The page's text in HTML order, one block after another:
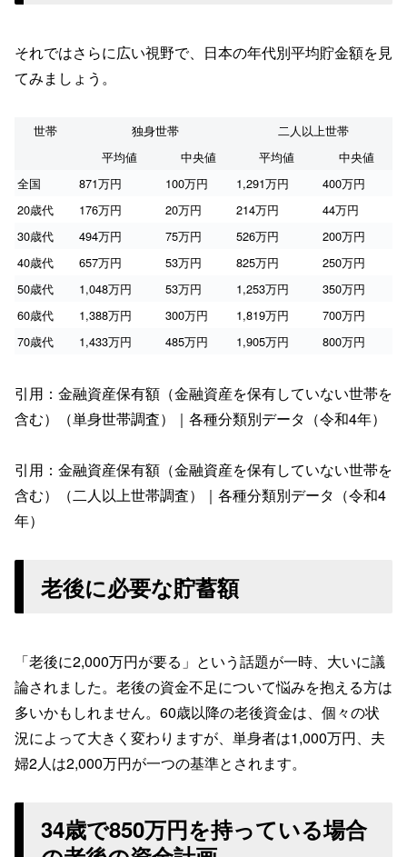
それではさらに広い視野で、日本の年代別平均貯金額を見
てみましょう。
世帯 独身世帯
二人以上世帯
平均値
中央値 平均値
中央値
全国
871万円 100万円 1,291万円
400万円
20歳代
176万円 20万円 214万円
44万円
30歳代
494万円 75万円 526万円
200万円
40歳代
657万円 53万円 825万円
250万円
50歳代
1,048万円 53万円 1,253万円
350万円
60歳代
1,388万円 300万円 1,819万円
700万円
70歳代
1,433万円 485万円 1,905万円 800万円
引用：金融資産保有額（金融資産を保有していない世帯を
含む）（単身世帯調査）｜各種分類別データ（令和4年）
引用：金融資産保有額（金融資産を保有していない世帯を
含む）（二人以上世帯調査）｜各種分類別データ（令和4
年）
老後に必要な貯蓄額
「老後に2,000万円が要る」という話題が一時、大いに議
論されました。老後の資金不足について悩みを抱える方は
多いかもしれません。60歳以降の老後資金は、個々の状
況によって大きく変わりますが、単身者は1,000万円、夫
婦2人は2,000万円が一つの基準とされます。
34歳で850万円を持っている場合